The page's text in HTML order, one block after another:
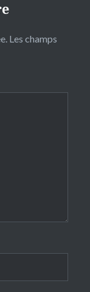
Les champs